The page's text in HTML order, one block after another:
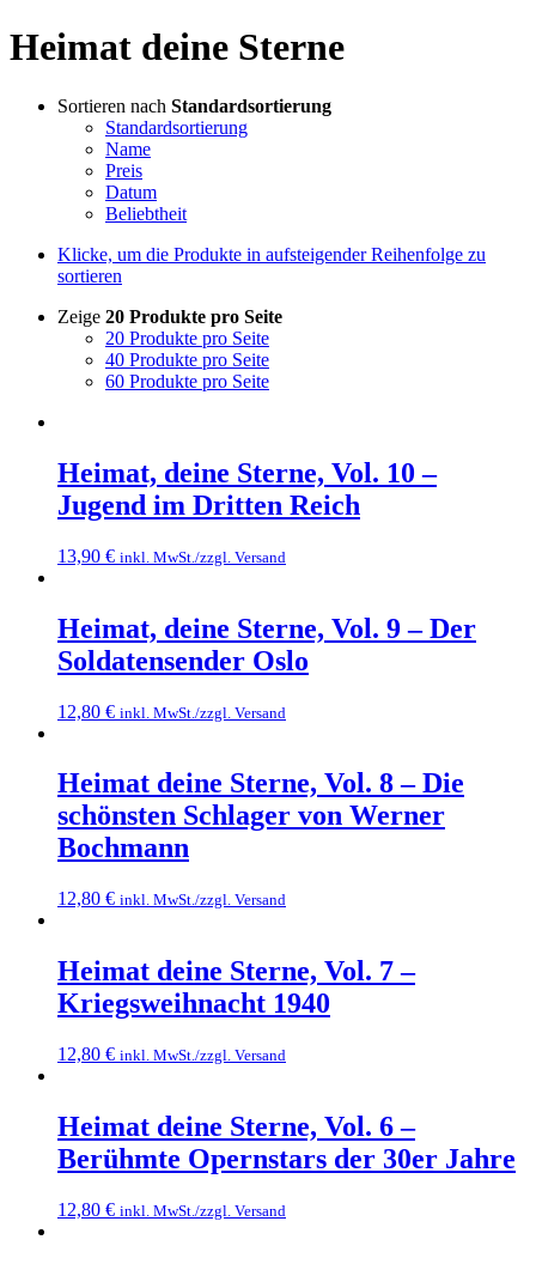
Heimat deine Sterne
Sortieren nach Standardsortierung
Standardsortierung
Name
Preis
Datum
Beliebtheit
Klicke, um die Produkte in aufsteigender Reihenfolge zu
sortieren
Zeige 20 Produkte pro Seite
20 Produkte pro Seite
40 Produkte pro Seite
60 Produkte pro Seite
Heimat, deine Sterne, Vol. 10 –
Jugend im Dritten Reich
13,90 € inkl. MwSt./zzgl. Versand
Heimat, deine Sterne, Vol. 9 – Der
Soldatensender Oslo
12,80 € inkl. MwSt./zzgl. Versand
Heimat deine Sterne, Vol. 8 – Die
schönsten Schlager von Werner
Bochmann
12,80 € inkl. MwSt./zzgl. Versand
Heimat deine Sterne, Vol. 7 –
Kriegsweihnacht 1940
12,80 € inkl. MwSt./zzgl. Versand
Heimat deine Sterne, Vol. 6 –
Berühmte Opernstars der 30er Jahre
12,80 € inkl. MwSt./zzgl. Versand